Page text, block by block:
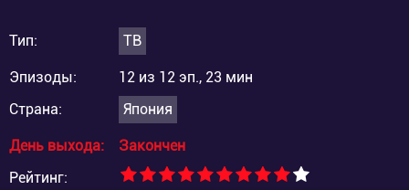
Тип: ТВ
Эпизоды:
12 из 12 эп., 23 мин
Страна:
Япония
День выхода:
Закончен
Рейтинг: